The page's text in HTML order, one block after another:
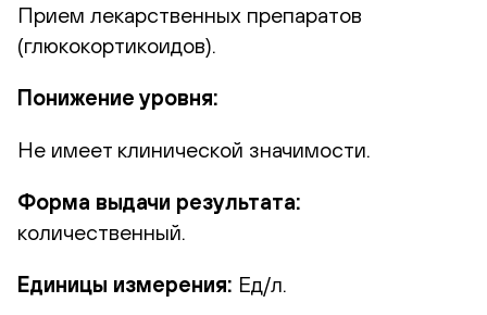
Прием лекарственных препаратов
(глюкокортикоидов).
Понижение уровня:
Не имеет клинической значимости.
Форма выдачи результата:
количественный.
Единицы измерения: Ед/л.